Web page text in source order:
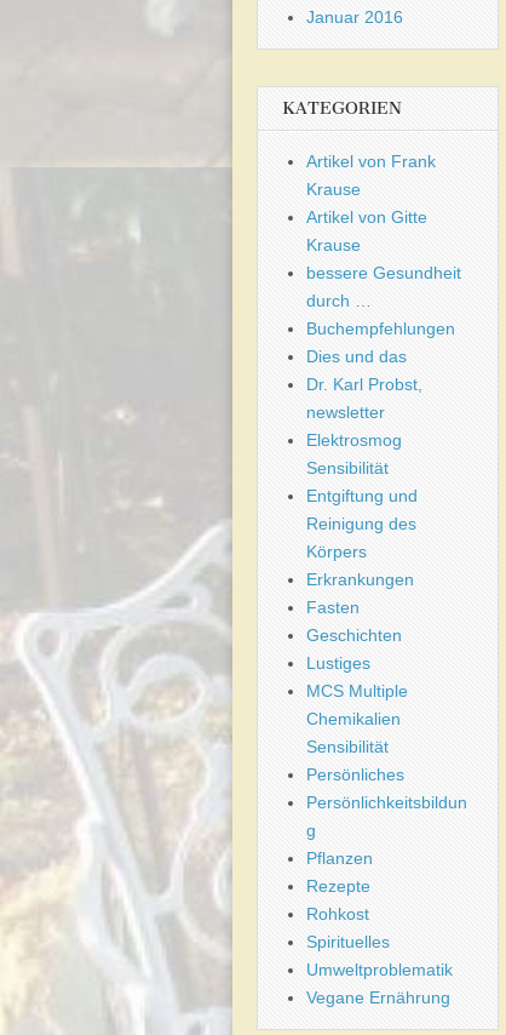
Januar 2016
KATEGORIEN
Artikel von Frank
Krause
Artikel von Gitte
Krause
bessere Gesundheit
durch …
Buchempfehlungen
Dies und das
Dr. Karl Probst,
newsletter
Elektrosmog
Sensibilität
Entgiftung und
Reinigung des
Körpers
Erkrankungen
Fasten
Geschichten
Lustiges
MCS Multiple
Chemikalien
Sensibilität
Persönliches
Persönlichkeitsbildun
g
Pflanzen
Rezepte
Rohkost
Spirituelles
Umweltproblematik
Vegane Ernährung